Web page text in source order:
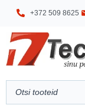
+372 509 8625